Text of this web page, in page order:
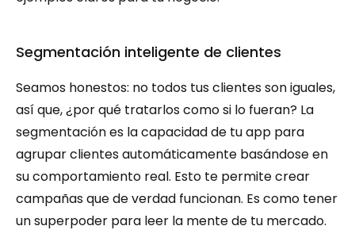
Segmentación inteligente de clientes
Seamos honestos: no todos tus clientes son iguales,
así que, ¿por qué tratarlos como si lo fueran? La
segmentación es la capacidad de tu app para
agrupar clientes automáticamente basándose en
su comportamiento real. Esto te permite crear
campañas que de verdad funcionan. Es como tener
un superpoder para leer la mente de tu mercado.